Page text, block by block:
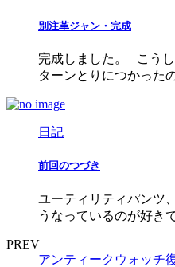
別注革ジャン・完成
完成しました。 こう
ターンとりにつかった
日記
前回のつづき
ユーティリティパンツ
うなっているのが好き
PREV
アンティークウォッチ